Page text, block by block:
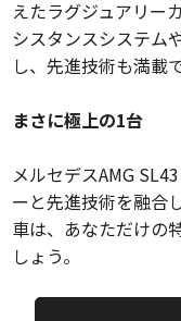
えたラグジュアリーカ
シスタンスシステム
し、先進技術も満載で
まさに極上の1台
メルセデスAMG
ーと先進技術を融合
車は、 あなただけの
しょう。